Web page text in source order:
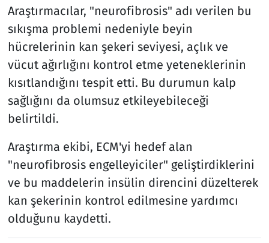
Araştırmacılar, "neurofibrosis" adı verilen bu
sıkışma problemi nedeniyle beyin
hücrelerinin kan şekeri seviyesi, açlık ve
vücut ağırlığını kontrol etme yeteneklerinin
kısıtlandığını tespit etti. Bu durumun kalp
sağlığını da olumsuz etkileyebileceği
belirtildi.
Araştırma ekibi, ECM'yi hedef alan
"neurofibrosis engelleyiciler" geliştirdiklerini
ve bu maddelerin insülin direncini düzelterek
kan şekerinin kontrol edilmesine yardımcı
olduğunu kaydetti.